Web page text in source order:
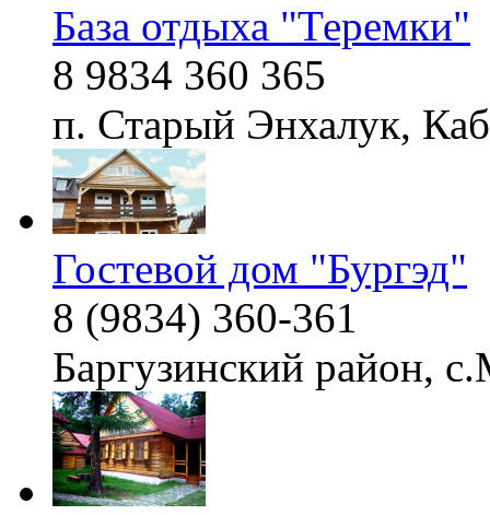
База отдыха "Теремки"
8 9834 360 365
п. Старый Энхалук,
Гостевой дом "Бургэд"
8 (9834) 360-361
Баргузинский район,